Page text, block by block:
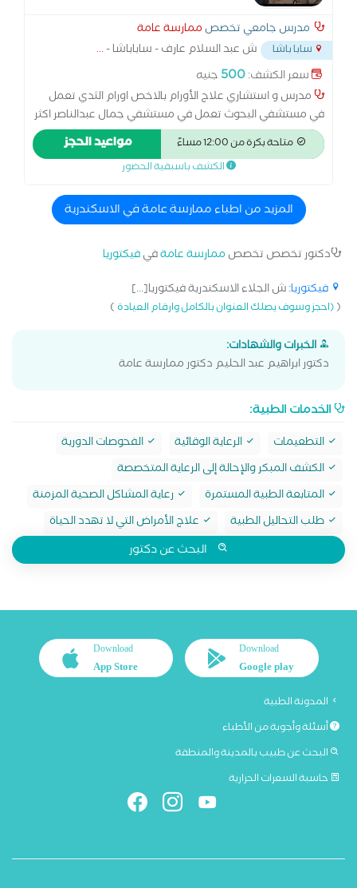
مدرس جامعي تخصص ممارسة عامة
سابا باشا ش عبد السلام عارف - ساباباشا -...
سعر الكشف:500 جنيه
مدرس و استشاري علاج الأورام بالاخص اورام الثدي تعمل
في مستشفي البحوث تعمل في مستشفي جمال عبدالناصر اكثر
من 15 سنه تم الترقيه الي استاذ دكتور زميل جامعه بافيا-ايطاليا
استاذ مساعد واستشاري الأورام والطب النووي
متاحة بكرة من 12:00 مساءً مواعيد الحجز
الكشف باسبقية الحضور
المزيد من اطباء ممارسة عامة في الاسكندرية
دكتور تخصص تخصص ممارسة عامةفيفيكتوريا
فيكتوريا: ش الجلاء الاسكندرية فيكتوريا[...]
((احجز وسوف يصلك العنوان بالكامل وارقام العيادة)
الخبرات والشهادات:
دكتور ابراهيم عبد الحليم دكتور ممارسة عامة
الخدمات الطبية:
التطعيمات الرعاية الوقائية
الفحوصات الدورية
الكشف المبكر والإحالة إلى الرعاية المتخصصة
المتابعة الطبية المستمرة
رعاية المشاكل الصحية المزمنة
طلب التحاليل الطبية
علاج الأمراض التي لا تهدد الحياة
البحث عن دكتور
Download
Google play
Download
App Store
المدونة الطبية
أسئلة وأجوبة من الأطباء
البحث عن طبيب بالمدينة والمنطقة
حاسبة السعرات الحرارية